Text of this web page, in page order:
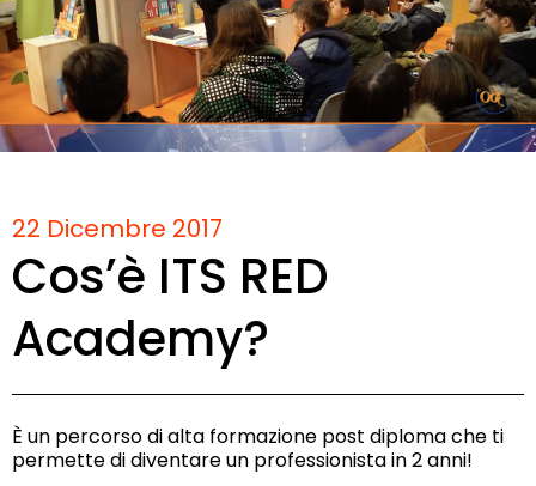
22 Dicembre 2017
Cos’è ITS RED
Academy?
È un percorso di alta formazione post diplomache ti
permette di diventare un professionista in 2 anni!